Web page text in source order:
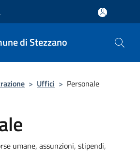
di Stezzano
> Uffici > Personale
umane, assunzioni, stipendi,